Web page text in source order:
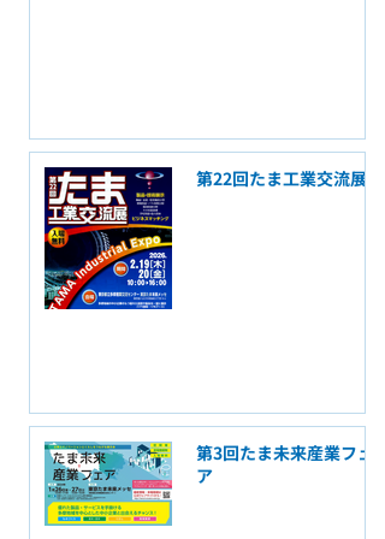
第22回たま工業交流展
第3回たま未来産業フェ
ア